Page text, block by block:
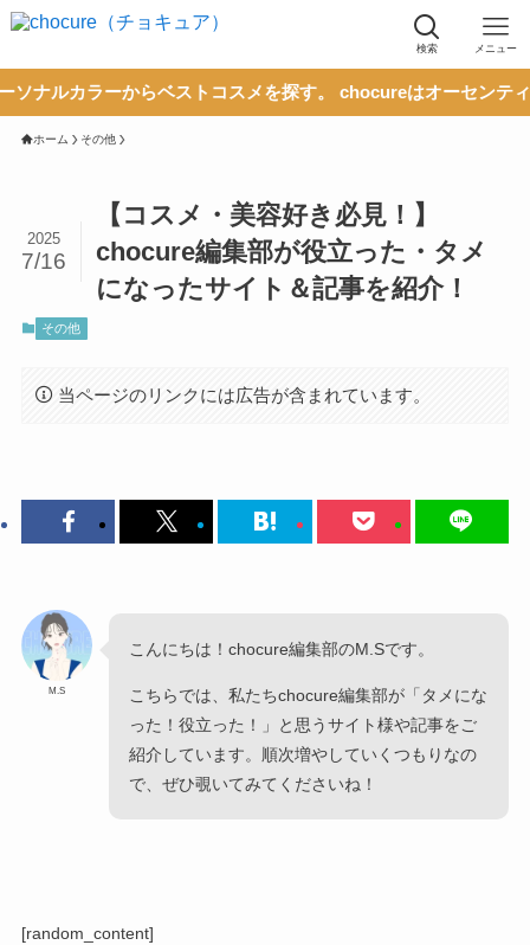
検索 メニュー
ラーからベストコスメを探す。 chocureはオーセンティックな
ホーム その他
【コスメ・美容好き必見！】
chocure編集部が役立った・タメ
になったサイト＆記事を紹介！
2025
7/16
その他
当ページのリンクには広告が含まれています。
M.S
こんにちは！chocure編集部のM.Sです。
こちらでは、私たちchocure編集部が「タメにな
った！役立った！」と思うサイト様や記事をご
紹介しています。順次増やしていくつもりなの
で、ぜひ覗いてみてくださいね！
[random_content]